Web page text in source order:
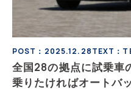
POST：2025.12.28TEXT：
全国28の拠点に試乗
乗りたければオートバ